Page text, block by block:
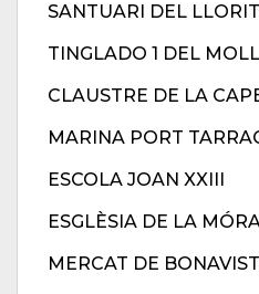
SANTUARI DEL
TINGLADO 1 DEL
CLAUSTRE DE LA
MARINA PORT
ESCOLA JOAN XXIII
ESGLÈSIA DE LA
MERCAT DE